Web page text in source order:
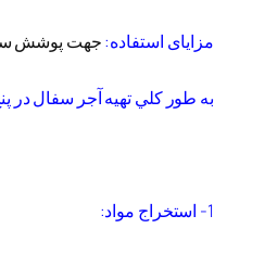
مزایای استفاده:جهت پوشش
به طور كلي تهيه آجر سفال در
1- استخراج مواد: